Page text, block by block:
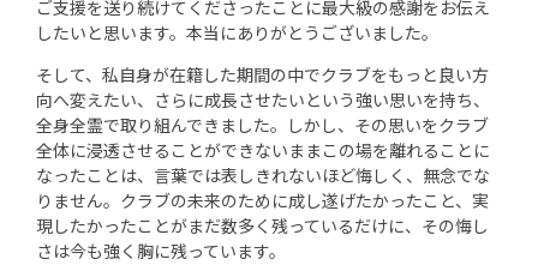
ご支援を送り続けてくださったことに最大級の感謝をお伝え
したいと思います。本当にありがとうございました。
そして、私自身が在籍した期間の中でクラブをもっと良い方
向へ変えたい、さらに成長させたいという強い思いを持ち、
全身全霊で取り組んできました。しかし、その思いをクラブ
全体に浸透させることができないままこの場を離れることに
なったことは、言葉では表しきれないほど悔しく、無念でな
りません。クラブの未来のために成し遂げたかったこと、実
現したかったことがまだ数多く残っているだけに、その悔し
さは今も強く胸に残っています。